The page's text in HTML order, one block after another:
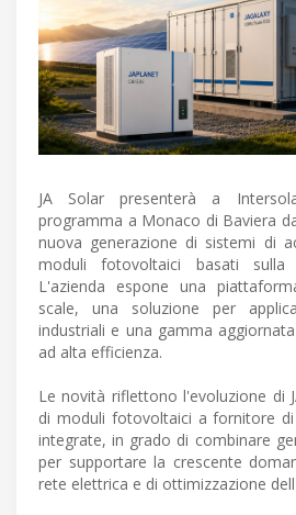
JA Solar presenterà a
programma a Monaco di Baviera
nuova generazione di sistemi di
moduli fotovoltaici basati sulla
L'azienda espone una
scale, una soluzione per
industriali e una gamma
ad alta efficienza.
Le novità riflettono l'evoluzione di
di moduli fotovoltaici a fornitore
integrate, in grado di combinare
per supportare la crescente
rete elettrica e di ottimizzazione